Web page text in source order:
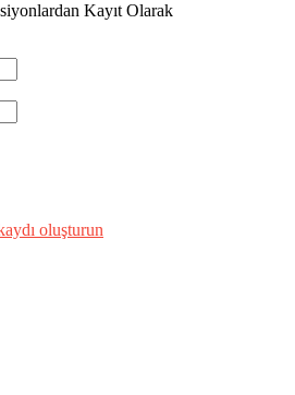
Kayıt Olarak
oluşturun